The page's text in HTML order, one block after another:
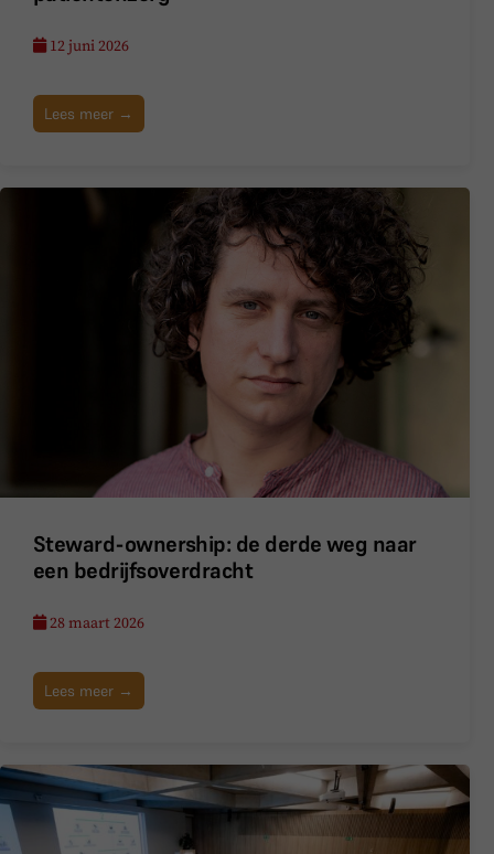
12 juni 2026
Lees meer →
Steward-ownership: de derde weg naar
een bedrijfsoverdracht
28 maart 2026
Lees meer →